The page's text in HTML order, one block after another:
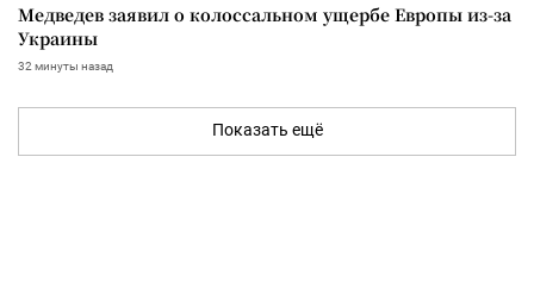
Медведев заявил о колоссальном ущербе Европы из-за
Украины
32 минуты назад
Показать ещё